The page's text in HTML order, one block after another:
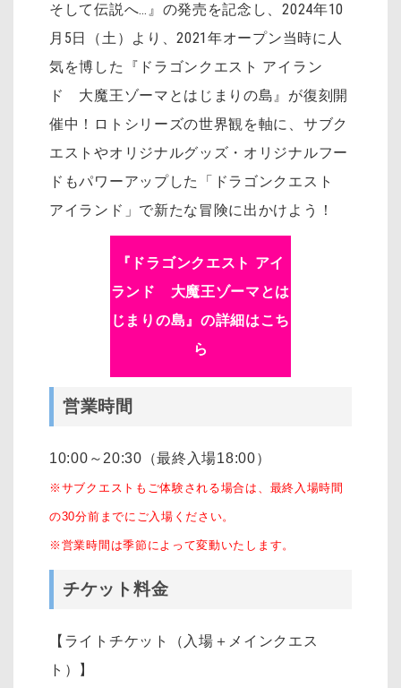
そして伝説へ…』の発売を記念し、2024年10
月5日（土）より、2021年オープン当時に人
気を博した『ドラゴンクエスト アイラン
ド 大魔王ゾーマとはじまりの島』が復刻開
催中！ロトシリーズの世界観を軸に、サブク
エストやオリジナルグッズ・オリジナルフー
ドもパワーアップした「ドラゴンクエスト
アイランド」で新たな冒険に出かけよう！
『ドラゴンクエスト アイ
ランド 大魔王ゾーマとは
じまりの島』の詳細はこち
ら
営業時間
10:00～20:30（最終入場18:00）
※サブクエストもご体験される場合は、最終入場時間
の30分前までにご入場ください。
※営業時間は季節によって変動いたします。
チケット料金
【ライトチケット（入場＋メインクエス
ト）】